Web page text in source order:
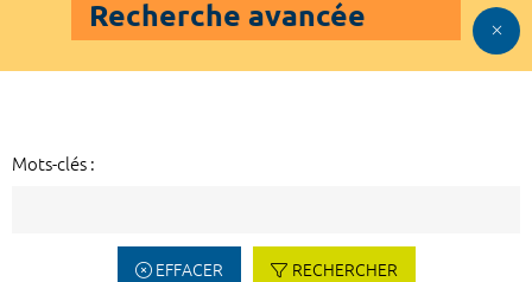
Recherche avancée
Mots-clés :
EFFACER RECHERCHER